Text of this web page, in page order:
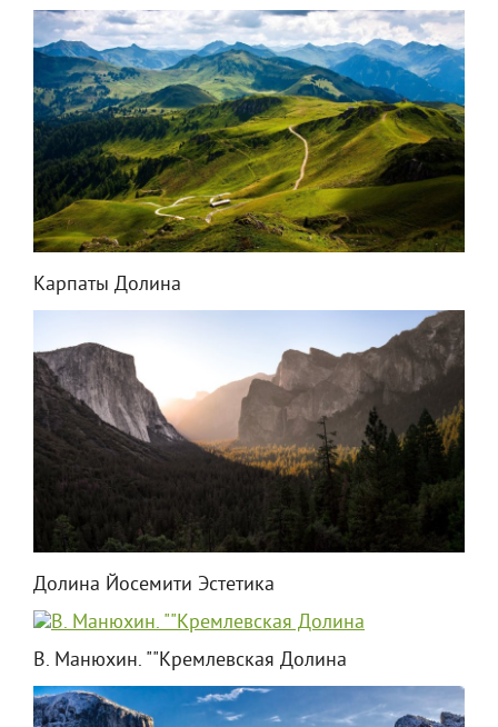
Карпаты Долина
Долина Йосемити Эстетика
В. Манюхин. ""Кремлевская Долина